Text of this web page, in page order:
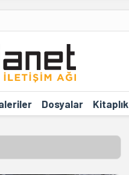
Dosyalar Kitaplık